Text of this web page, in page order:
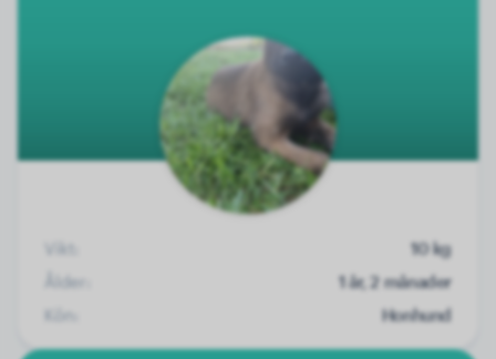
Vikt:
10 kg
Ålder:
1 år, 2 månader
Kön:
Honhund